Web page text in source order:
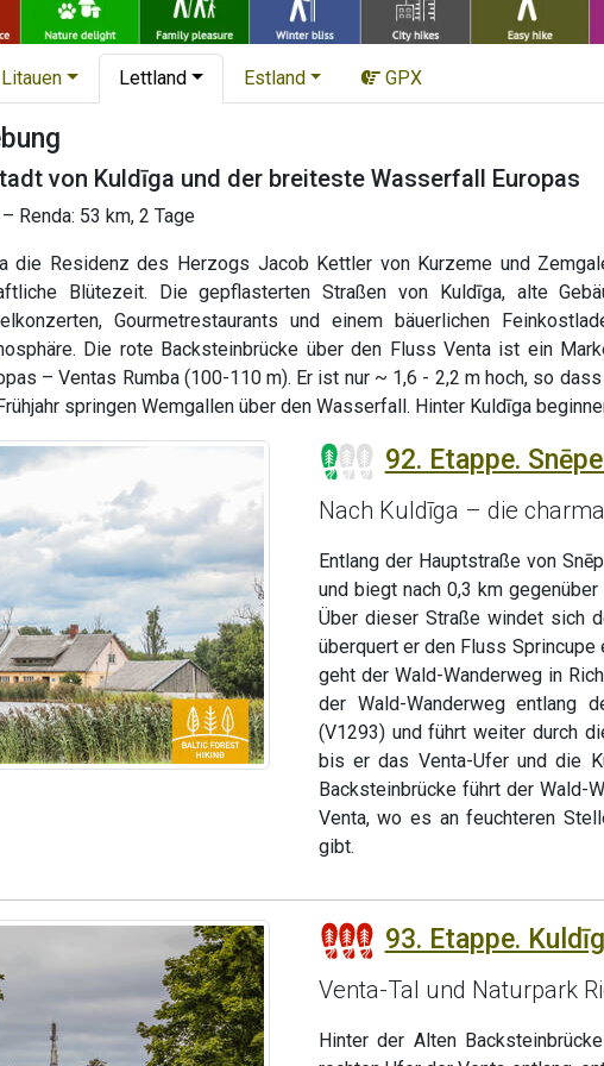
Litauen Lettland Estland GPX
von Kuldīga und der breiteste Wasserfall Europas
Renda: 53 km, 2 Tage
die Residenz des Herzogs Jacob Kettler von Kurzeme und
Blütezeit. Die gepflasterten Straßen von Kuldīga, alte
Gourmetrestaurants und einem bäuerlichen
Die rote Backsteinbrücke über den Fluss Venta ist ein
– Ventas Rumba (100-110 m). Er ist nur ~ 1,6 - 2,2 m hoch, so
springen Wemgallen über den Wasserfall. Hinter Kuldīga
92. Etappe.
Nach Kuldīga – die
Entlang der Hauptstraße von
und biegt nach 0,3 km
Über dieser Straße windet sich
überquert er den Fluss Sprincupe
geht der Wald-Wanderweg in
der Wald-Wanderweg entlang
(V1293) und führt weiter durch
bis er das Venta-Ufer und die
Backsteinbrücke führt der Wald-
Venta, wo es an feuchteren
gibt.
93. Etappe.
Venta-Tal und Naturpark
Hinter der Alten